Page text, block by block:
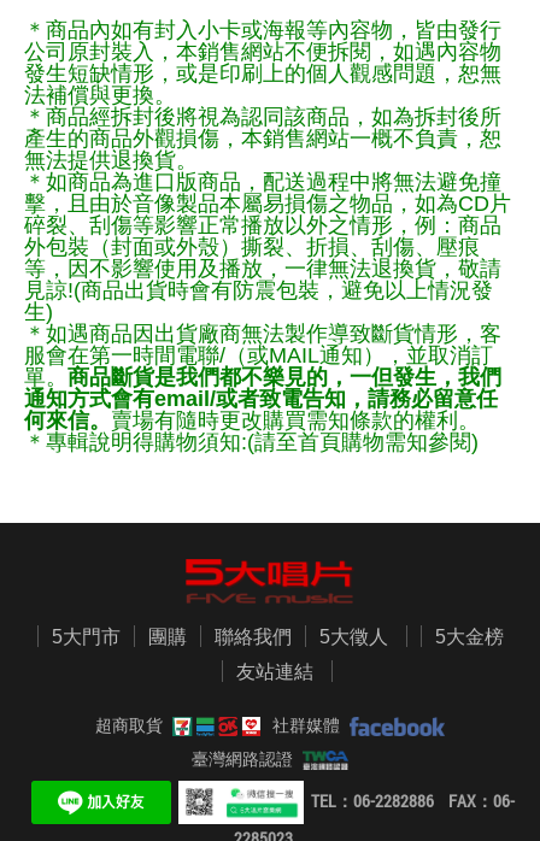
＊商品內如有封入小卡或海報等內容物，皆由發行
公司原封裝入，本銷售網站不便拆閱，如遇內容物
發生短缺情形，或是印刷上的個人觀感問題，恕無
法補償與更換。
＊商品經拆封後將視為認同該商品，如為拆封後所
產生的商品外觀損傷，本銷售網站一概不負責，恕
無法提供退換貨。
＊如商品為進口版商品，配送過程中將無法避免撞
擊，且由於音像製品本屬易損傷之物品，如為CD片
碎裂、刮傷等影響正常播放以外之情形，例：商品
外包裝（封面或外殼）撕裂、折損、刮傷、壓痕
等，因不影響使用及播放，一律無法退換貨，敬請
見諒!(商品出貨時會有防震包裝，避免以上情況發
生)
＊如遇商品因出貨廠商無法製作導致斷貨情形，客
服會在第一時間電聯/（或MAIL通知），並取消訂
單。 商品斷貨是我們都不樂見的，一但發生，我們
通知方式會有email/或者致電告知，請務必留意任
何來信。 賣場有隨時更改購買需知條款的權利。
＊專輯說明得購物須知:(請至首頁購物需知參閱)
5大門市 團購 聯絡我們 5大徵人
5大金榜
友站連結
超商取貨
社群媒體
臺灣網路認證
TEL：06-2282886 FAX：06-